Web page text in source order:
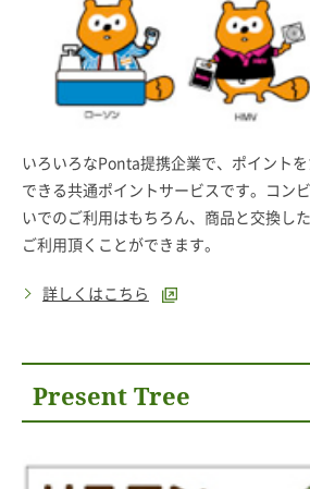
いろいろなPonta提携企業で、ポイント
できる共通ポイントサービスです。コン
いでのご利用はもちろん、商品と交換し
ご利用頂くことができます。
詳しくはこちら
Present Tree